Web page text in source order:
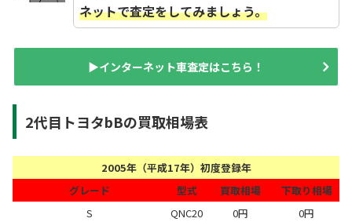
ネットで査定をしてみましょう。
▶インターネット車査定はこちら！
2代目トヨタbBの買取相場表
2005年（平成17年）初度登録年
グレード
型式 買取相場
下取り相場
S
QNC20 0円
0円